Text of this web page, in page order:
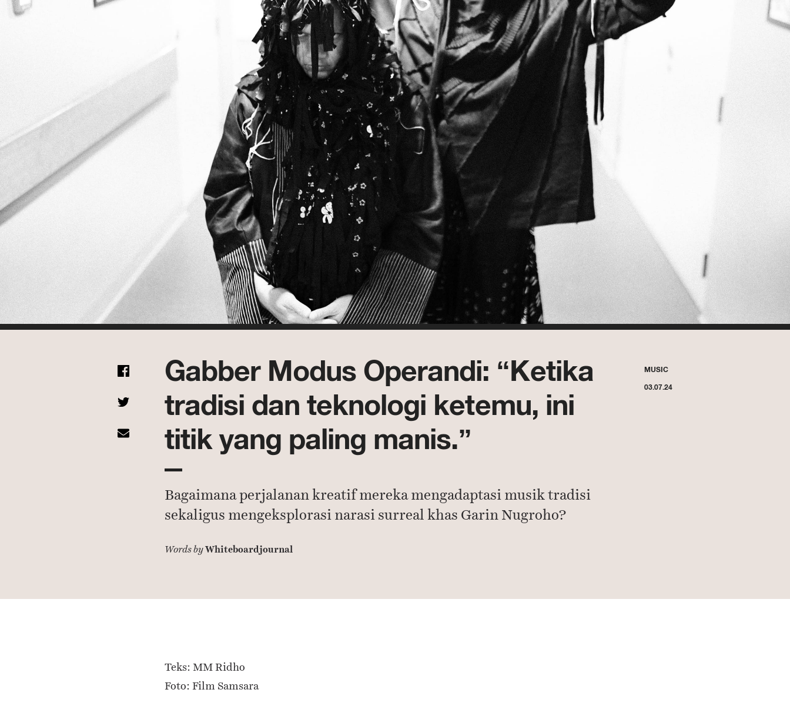
MUSIC
03.07.24
Gabber Modus Operandi: “Ketika
tradisi dan teknologi ketemu, ini
titik yang paling manis.”
Bagaimana perjalanan kreatif mereka mengadaptasi musik tradisi
sekaligus mengeksplorasi narasi surreal khas Garin Nugroho?
Words byWhiteboardjournal
Teks: MM Ridho
Foto: Film Samsara